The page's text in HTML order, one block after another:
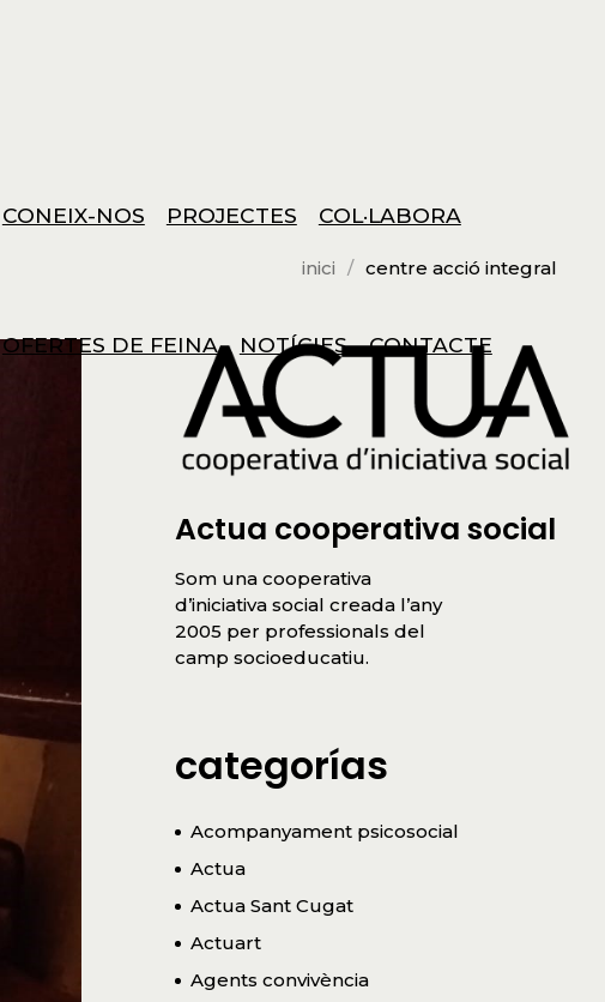
CONEIX-NOS PROJECTES COL·LABORA
OFERTES DE FEINA NOTÍCIES CONTACTE
inici centre acció integral
Actua cooperativa social
Som una cooperativa
d’iniciativa social creada l’any
2005 per professionals del
camp socioeducatiu.
categorías
Acompanyament psicosocial
Actua
Actua Sant Cugat
Actuart
Agents convivència